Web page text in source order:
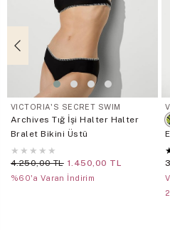
VICTORIA'S SECRET SWIM
Archives Tığ İşi Halter Halter
Bralet Bikini Üstü
★ ★ ★ ★ ★
4.250,00 TL 1.450,00 TL
%60'a Varan İndirim